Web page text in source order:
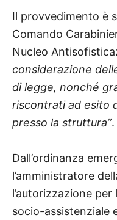
Il provvedimento è
Comando
Nucleo
considerazione
di legge, nonché
riscontrati ad esito
presso la struttura”.
Dall’ordinanza
l’amministratore
l’autorizzazione
socio-assistenziale